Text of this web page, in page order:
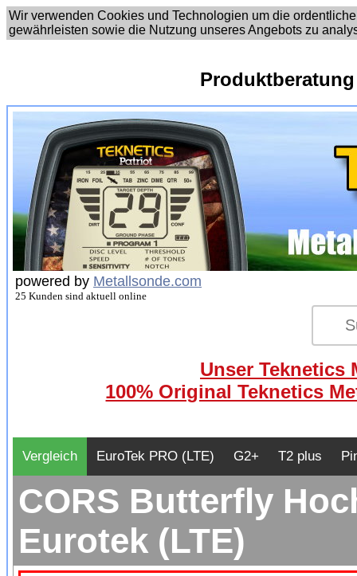
Wir verwenden Cookies und Technologien um die
gewährleisten sowie die Nutzung unseres Angebots zu
powered by Metallsonde.com
25 Kunden sind aktuell online
Unser Teknetics
100% Original Teknetics
Vergleich EuroTek PRO (LTE) G2+ T2 plus
CORS Butterfly
Eurotek (LTE)